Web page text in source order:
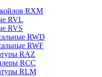
RXM
RVL
RVS
RWD
RWF
RAZ
RCC
RLM